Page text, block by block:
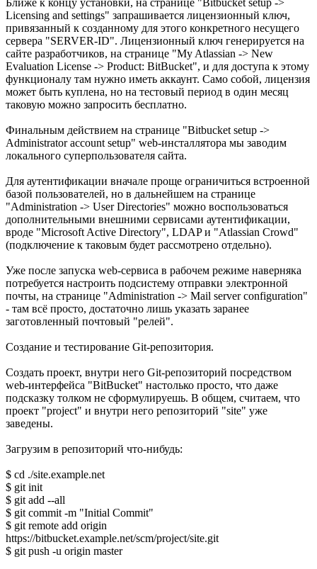
Licensing and settings" запрашивается лицензионный ключ,
привязанный к созданному для этого конкретного несущего
сервера "SERVER-ID". Лицензионный ключ генерируется на
сайте разработчиков, на странице "My Atlassian -> New
Evaluation License -> Product: BitBucket", и для доступа к этому
функционалу там нужно иметь аккаунт. Само собой, лицензия
может быть куплена, но на тестовый период в один месяц
таковую можно запросить бесплатно.
Финальным действием на странице "Bitbucket setup ->
Administrator account setup" web-инсталлятора мы заводим
локального суперпользователя сайта.
Для аутентификации вначале проще ограничиться встроенной
базой пользователей, но в дальнейшем на странице
"Administration -> User Directories" можно воспользоваться
дополнительными внешними сервисами аутентификации,
вроде "Microsoft Active Directory", LDAP и "Atlassian Crowd"
(подключение к таковым будет рассмотрено отдельно).
Уже после запуска web-сервиса в рабочем режиме наверняка
потребуется настроить подсистему отправки электронной
почты, на странице "Administration -> Mail server configuration"
- там всё просто, достаточно лишь указать заранее
заготовленный почтовый "релей".
Создание и тестирование Git-репозитория.
Создать проект, внутри него Git-репозиторий посредством
web-интерфейса "BitBucket" настолько просто, что даже
подсказку толком не сформулируешь. В общем, считаем, что
проект "project" и внутри него репозиторий "site" уже
заведены.
Загрузим в репозиторий что-нибудь:
$ cd ./site.example.net
$ git init
$ git add --all
$ git commit -m "Initial Commit"
$ git remote add origin
https://bitbucket.example.net/scm/project/site.git
$ git push -u origin master